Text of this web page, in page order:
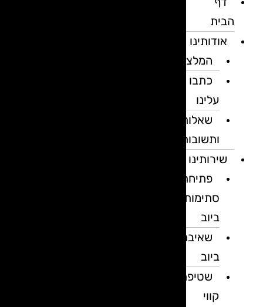
הבית
אודותינו
המלצות
כתבו
עלינו
שאלות
ותשובות
שירותינו
פתיחת
סתימות
ביוב
שאיבת
ביוב
שטיפת
קווי